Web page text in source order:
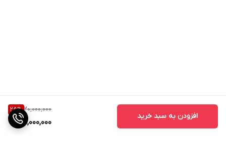
20,000,000
25%
15,000,000
افزودن به سبد خرید